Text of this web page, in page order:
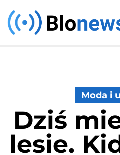
Skip
to
Moda i
Dziś
lesie.